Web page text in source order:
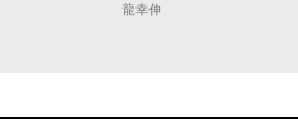
龍幸伸